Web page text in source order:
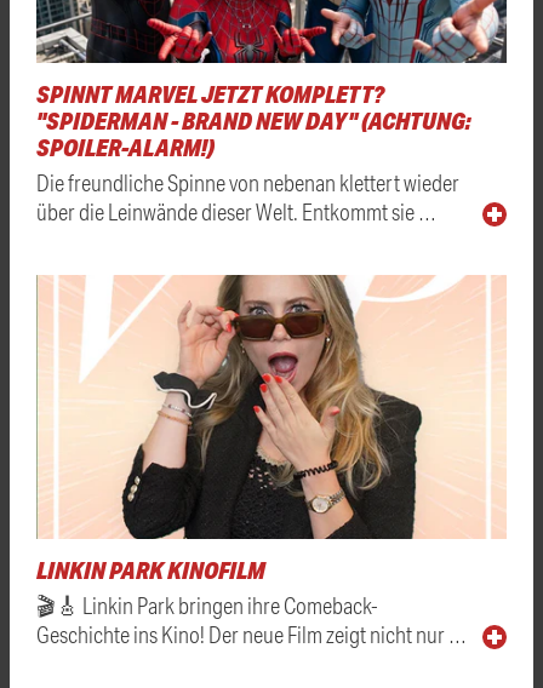
SPINNT MARVEL JETZT KOMPLETT?
"SPIDERMAN - BRAND NEW DAY" (ACHTUNG:
SPOILER-ALARM!)
Die freundliche Spinne von nebenan klettert wieder
über die Leinwände dieser Welt. Entkommt sie …
LINKIN PARK KINOFILM
🎬🎸 Linkin Park bringen ihre Comeback-
Geschichte ins Kino! Der neue Film zeigt nicht nur …